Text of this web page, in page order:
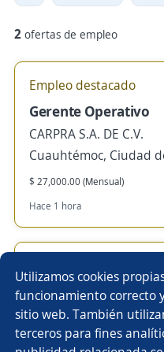
Utilizamos cookies
funcionamiento correcto
sitio web. También
terceros para fines
2 ofertas de empleo
Empleo destacado
Gerente Operativo
CARPRA S.A. DE C.V.
Cuauhtémoc, Ciudad
$ 27,000.00 (Mensual)
Hace 1 hora
Recepcionista hotel
ambos sexos
CARPRA S.A. DE C.V.